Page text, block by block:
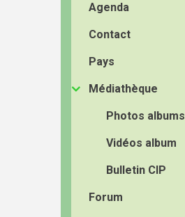
Agenda
Contact
Pays
Médiathèque
Photos albums
Vidéos album
Bulletin CIP
Forum